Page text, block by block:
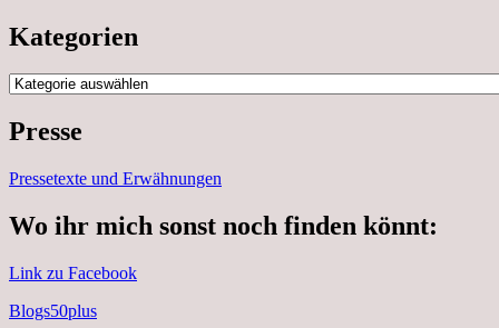
Kategorien
Kategorien
Presse
Pressetexte und Erwähnungen
Wo ihr mich sonst noch finden könnt:
Link zu Facebook
Blogs50plus